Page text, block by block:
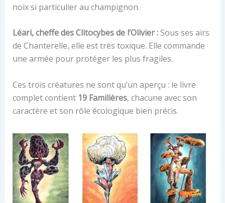
noix si particulier au champignon.
Léari, cheffe des Clitocybes de l’Olivier :Sous ses airs
de Chanterelle, elle est très toxique. Elle commande
une armée pour protéger les plus fragiles.
Ces trois créatures ne sont qu’un aperçu : le livre
complet contient 19 Familières, chacune avec son
caractère et son rôle écologique bien précis.